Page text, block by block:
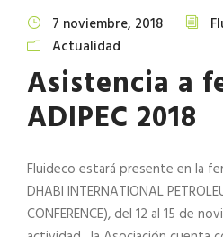
7 noviembre, 2018
Actualidad
Asistencia a
ADIPEC 2018
Fluideco estará presente en la
DHABI INTERNATIONAL
CONFERENCE), del 12 al 15 de